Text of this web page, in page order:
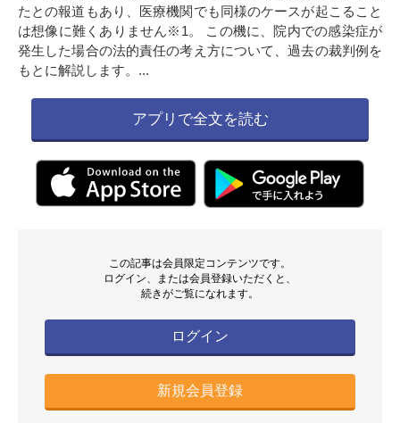
たとの報道もあり、医療機関でも同様のケースが起こること
は想像に難くありません※1。 この機に、院内での感染症が
発生した場合の法的責任の考え方について、過去の裁判例を
もとに解説します。...
アプリで全文を読む
この記事は会員限定コンテンツです。
ログイン、または会員登録いただくと、
続きがご覧になれます。
ログイン
新規会員登録